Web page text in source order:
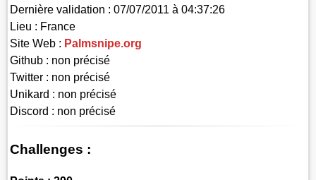
Dernière validation : 07/07/2011 à 04:37:26
Lieu : France
Site Web : Palmsnipe.org
Github : non précisé
Twitter : non précisé
Unikard : non précisé
Discord : non précisé
Challenges :